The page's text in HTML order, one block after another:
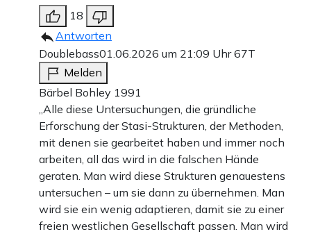
18
Antworten
Doublebass01.06.2026 um 21:09 Uhr67T
Melden
Bärbel Bohley 1991
„Alle diese Untersuchungen, die gründliche
Erforschung der Stasi-Strukturen, der Methoden,
mit denen sie gearbeitet haben und immer noch
arbeiten, all das wird in die falschen Hände
geraten. Man wird diese Strukturen genauestens
untersuchen – um sie dann zu übernehmen. Man
wird sie ein wenig adaptieren, damit sie zu einer
freien westlichen Gesellschaft passen. Man wird